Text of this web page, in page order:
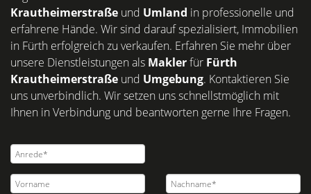
Krautheimerstraße und Umland in professionelle und
erfahrene Hände. Wir sind darauf spezialisiert, Immobilien
in Fürth erfolgreich zu verkaufen. Erfahren Sie mehr über
unsere Dienstleistungen als Maklerfür Fürth
Krautheimerstraße und Umgebung. Kontaktieren Sie
uns unverbindlich. Wir setzen uns schnellstmöglich mit
Ihnen in Verbindung und beantworten gerne Ihre Fragen.